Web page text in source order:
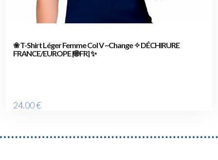
❀ T-Shirt Léger Femme Col V ~Change ✧ DÉCHIRURE
FRANCE/EUROPE [🌐 FR] ✨
24.00€